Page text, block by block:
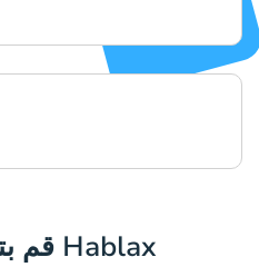
قم بتنزيل تطبيق Hablax